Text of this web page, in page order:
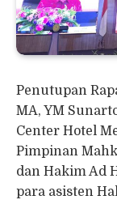
Penutupan
MA, YM
Center Hotel
Pimpinan
dan Hakim Ad
para asisten